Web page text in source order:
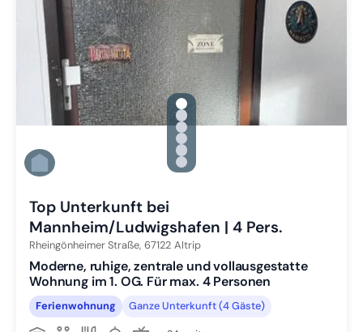
gallery.slide_selector
Zu Slide 1 wechseln
Zu Slide 2 wechseln
Zu Slide 3 wechseln
Zu Slide 4 wechseln
Zu Slide 5 wechseln
Zu Slide 6 wechseln
Top Unterkunft bei
Mannheim/Ludwigshafen | 4 Pers.
Rheingönheimer Straße, 67122 Altrip
Moderne, ruhige, zentrale und vollausgestatte
Wohnung im 1. OG. Für max. 4 Personen
Ferienwohnung Ganze Unterkunft (4 Gäste)